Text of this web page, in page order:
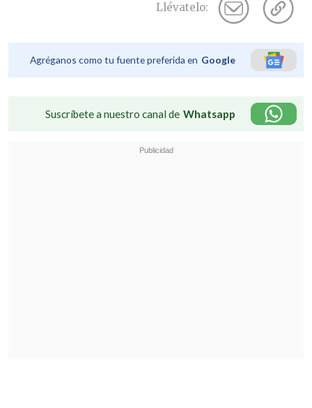
Llévatelo:
Agréganos como tu fuente preferida en Google
Suscríbete a nuestro canal de Whatsapp